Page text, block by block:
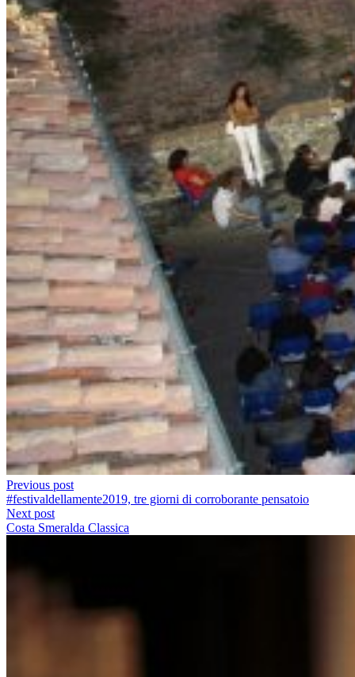
Previous post
#festivaldellamente2019, tre giorni di corroborante pensatoio
Next post
Costa Smeralda Classica